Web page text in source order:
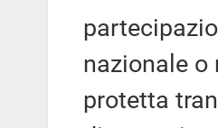
nazionale o
protetta